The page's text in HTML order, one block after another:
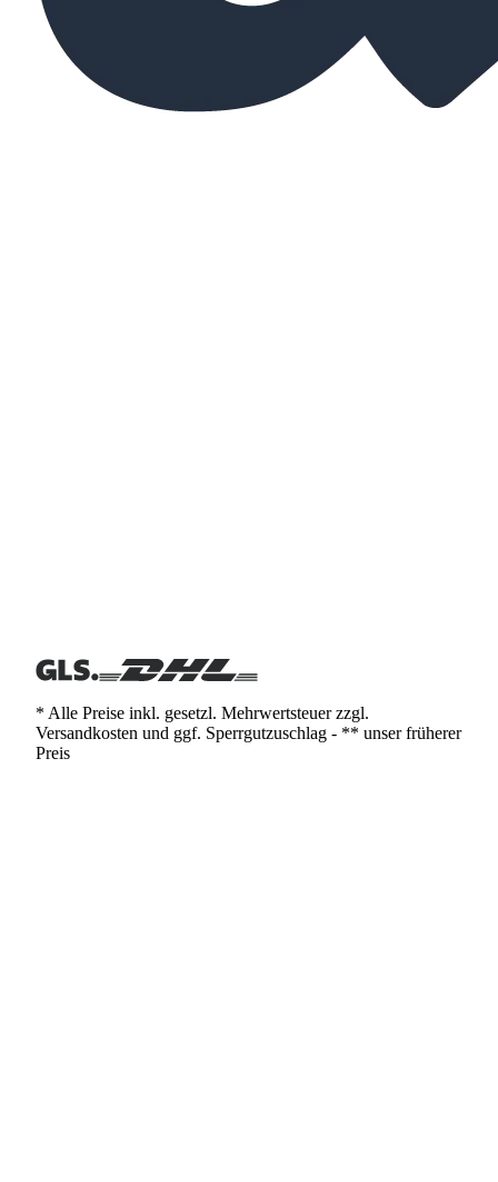
* Alle Preise inkl. gesetzl. Mehrwertsteuer zzgl.
Versandkosten und ggf. Sperrgutzuschlag - ** unser früherer
Preis